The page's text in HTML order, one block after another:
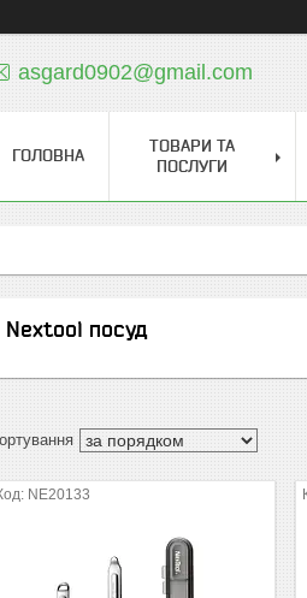
asgard0902@gmail.com
ГОЛОВНА
ТОВАРИ ТА
ПОСЛУГИ
Nextool посуд
NE20133